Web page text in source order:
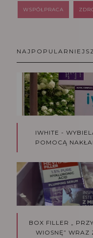
WSPÓŁPRACA
IWHITE -
POMOCĄ
BOX FILLER „
WIOSNĘ” WRAZ